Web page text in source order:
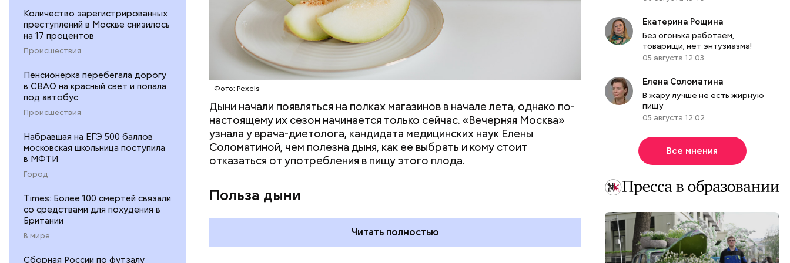
Количество зарегистрированных
преступлений в Москве снизилось
на 17 процентов
Происшествия
Пенсионерка перебегала дорогу
в СВАО на красный свет и попала
под автобус
Происшествия
Набравшая на ЕГЭ 500 баллов
московская школьница поступила
в МФТИ
Город
Times: Более 100 смертей связали
со средствами для похудения в
Британии
В мире
Сборная России по футзалу
Фото: Pexels
Дыни начали появляться на полках магазинов в начале лета, однако по-
настоящему их сезон начинается только сейчас. «Вечерняя Москва»
узнала у врача-диетолога, кандидата медицинских наук Елены
Соломатиной, чем полезна дыня, как ее выбрать и кому стоит
отказаться от употребления в пищу этого плода.
Польза дыни
Читать полностью
— Если человек уже болеет мочекаменной болезнью, щавель ему не
рекомендуется. При артрите, гастрите, холецистите, синдроме
раздраженного кишечника, язвах и панкреатите продукт тоже лучше
исключить из рациона, — предупредила врач. — Он может привести к
повышению кислотности желудка и раздражать слизистые оболочки.
Екатерина Рощина
Без огонька работаем,
товарищи, нет энтузиазма!
05 августа 12:03
Елена Соломатина
В жару лучше не есть жирную
пищу
05 августа 12:02
Все мнения